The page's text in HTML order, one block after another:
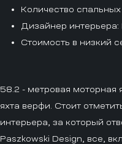
Количество
Дизайнер интерьера:
Стоимость в низкий
58.2 - метровая моторная
яхта верфи. Стоит
интерьера, за который
Paszkowski Design, все,